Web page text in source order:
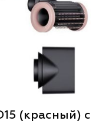
(красный) с